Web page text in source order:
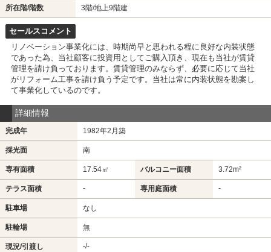
所在階/階数 3階/地上9階建
セールスコメント
リノベーション事業化には、時期尚早と思われる程に良好な内装状態
であった為、当社顧客に投資用としてご購入頂き、現在も当社が賃貸
管理を請け負っております。賃貸管理のみならず、必要に応じて当社
がリフォーム工事を請け負う予定です。当社は常に内装状態を勘案し
て事業化しているのです。
詳細情報
完成年 1982年2月築
採光面 南
専有面積 17.54㎡ バルコニー面積 3.72m²
テラス面積 - 専用庭面積 -
駐車場 なし
駐輪場 無
現況/引渡し -/-